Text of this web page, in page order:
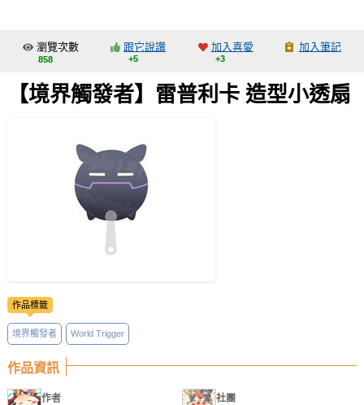
交流中心
攤位轉讓區
會員中心
註冊會員
瀏覽次數
858
跟它說讚
+5
加入喜愛
+3
加入筆記
【境界觸發者】雷普利卡 造型小透扇
作品標籤
境界觸發者 World Trigger
作品資訊
作者 社團